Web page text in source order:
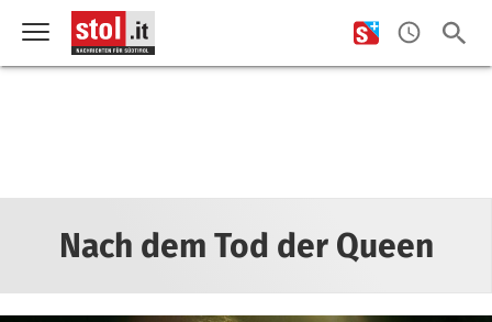
Nach dem Tod der Queen